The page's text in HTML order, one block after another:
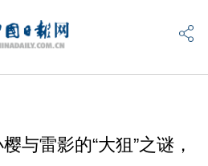
与雷影的“大狙”之谜，